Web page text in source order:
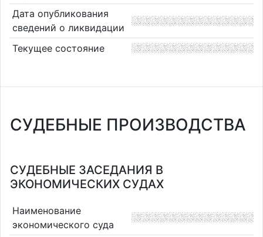
Дата опубликования
сведений о ликвидации
Текущее состояние
СУДЕБНЫЕ ПРОИЗВОДСТВА
СУДЕБНЫЕ ЗАСЕДАНИЯ В
ЭКОНОМИЧЕСКИХ СУДАХ
Наименование
экономического суда